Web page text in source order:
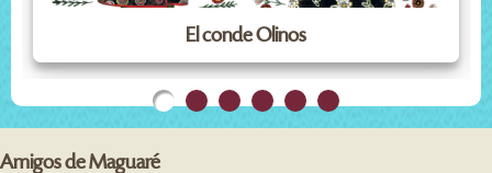
El conde Olinos
Amigos de Maguaré